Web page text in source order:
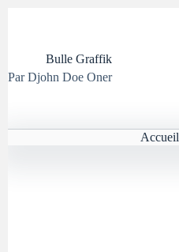
Bulle Graffik
Par Djohn Doe Oner
Accueil